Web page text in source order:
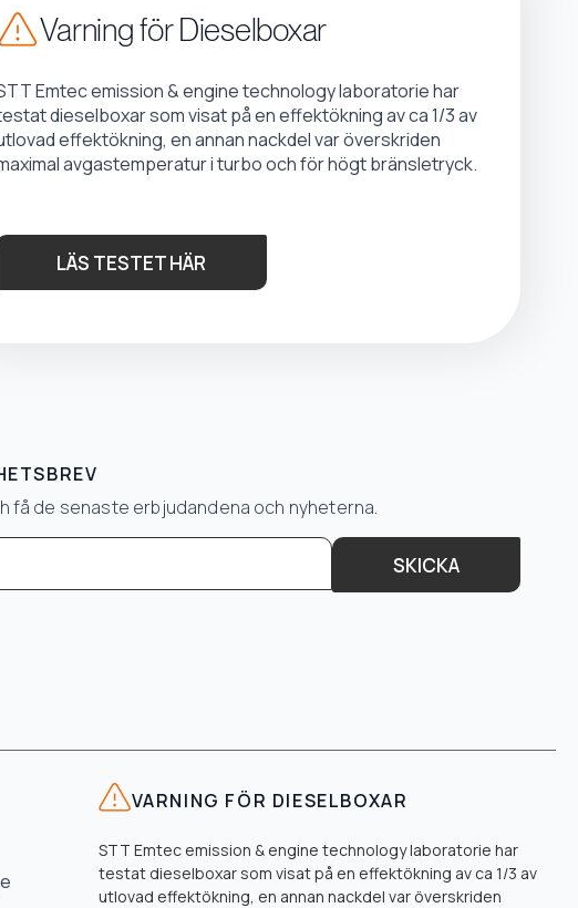
Varning för Dieselboxar
Emtec emission & engine technology laboratorie har
dieselboxar som visat på en effektökning av ca 1/3 av
effektökning, en annan nackdel var överskriden
avgastemperatur i turbo och för högt bränsletryck.
LÄS TESTET HÄR
få de senaste erbjudandena och nyheterna.
SKICKA
VARNING FÖR DIESELBOXAR
STT Emtec emission & engine technology laboratorie har
testat dieselboxar som visat på en effektökning av ca 1/3 av
utlovad effektökning, en annan nackdel var överskriden